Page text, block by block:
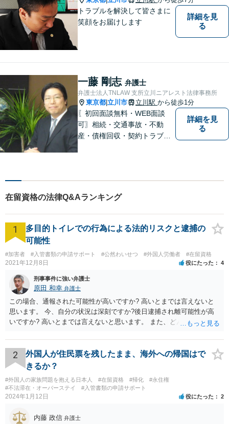
トラブルを解決して皆さまに
笑顔をお届けします
詳細を見
る
一藤 剛志 弁護士
弁護士法人TNLAW 支所立川ニアレスト法律事務所
東京都 立川市 立川駅 から徒歩1分
〖初回面談無料・WEB面談
可〗相続・交通事故・不動
産・債権回収・契約トラブル
詳細を見
る
在留資格の法律Q&Aランキング
1
多目的トイレでの行為による法的リスクと逮捕の
可能性
#加害者 #入管書類の申請サポート #公然わいせつ #外国人労働者 #在留資格
2021年12月8日 役にたった 4
刑事事件に強い弁護士
原田 和幸 弁護士
この場合、通報された可能性が高いですか? 高いとまでは言えないと
思います。 今、自分の状況は深刻ですか?後日逮捕され離可能性が高
いですか? 高いとまでは言えないと思います。 また、どんな犯罪をし
たりでしょうか。
2
外国人が住民票を残したまま、海外への帰国はで
きるか？
#外国人の家族問題を抱える日本人 #在留資格 #帰化
#永住権
#不法滞在・オーバーステイ
#入管書類の申請サポート
2024年1月12日 役にたった 2
内藤 政信 弁護士